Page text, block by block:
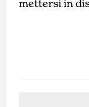
mettersi in